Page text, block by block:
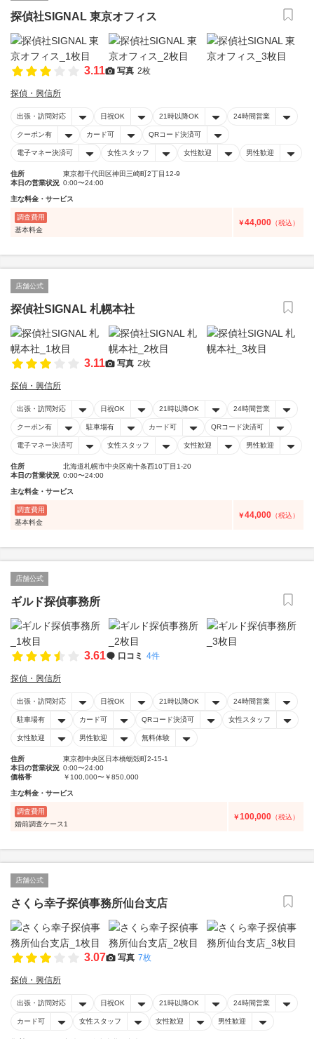
探偵社SIGNAL 東京オフィス
3.11 写真 2枚
探偵・興信所
出張・訪問対応 日祝OK 21時以降OK 24時間営業
クーポン有 カード可 QRコード決済可
電子マネー決済可 女性スタッフ 女性歓迎 男性歓迎
住所
東京都千代田区神田三崎町2丁目12-9
本日の営業状況 0:00〜24:00
主な料金・サービス
調査費用
基本料金
￥44,000 （税込）
店舗公式
探偵社SIGNAL 札幌本社
3.11 写真 2枚
探偵・興信所
出張・訪問対応 日祝OK 21時以降OK 24時間営業
クーポン有 駐車場有 カード可 QRコード決済可
電子マネー決済可 女性スタッフ 女性歓迎 男性歓迎
住所
北海道札幌市中央区南十条西10丁目1-20
本日の営業状況 0:00〜24:00
主な料金・サービス
調査費用
基本料金
￥44,000 （税込）
店舗公式
ギルド探偵事務所
3.61 口コミ 4件
探偵・興信所
出張・訪問対応 日祝OK 21時以降OK 24時間営業
駐車場有 カード可 QRコード決済可 女性スタッフ
女性歓迎 男性歓迎 無料体験
住所
東京都中央区日本橋蛎殻町2-15-1
本日の営業状況 0:00〜24:00
価格帯
￥100,000〜￥850,000
主な料金・サービス
調査費用
婚前調査ケース1
￥100,000 （税込）
店舗公式
さくら幸子探偵事務所仙台支店
3.07 写真 7枚
探偵・興信所
出張・訪問対応 日祝OK 21時以降OK 24時間営業
カード可 女性スタッフ 女性歓迎 男性歓迎